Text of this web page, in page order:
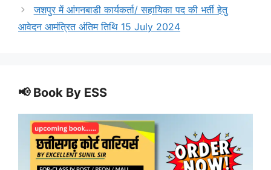
जशपुर में आंगनबाडी कार्यकर्ता/ सहायिका पद की भर्ती हेतु
आवेदन आमंत्रित अंतिम तिथि 15 July 2024
📢 Book By ESS